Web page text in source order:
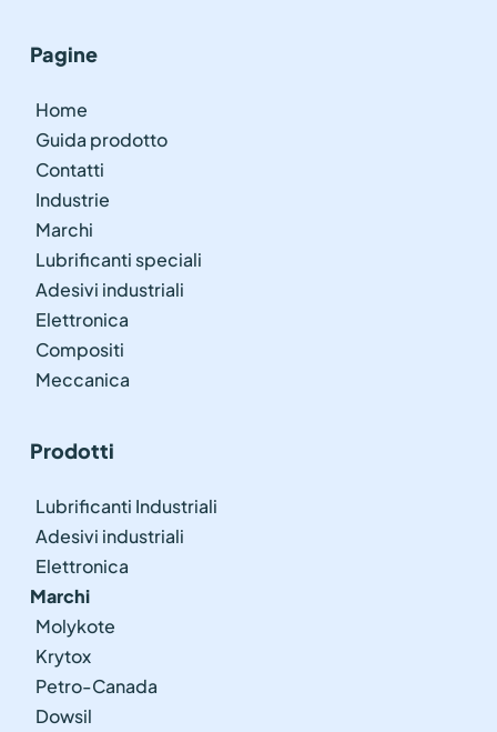
Pagine
Home
Guida prodotto
Contatti
Industrie
Marchi
Lubrificanti speciali
Adesivi industriali
Elettronica
Compositi
Meccanica
Prodotti
Lubrificanti Industriali
Adesivi industriali
Elettronica
Marchi
Molykote
Krytox
Petro-Canada
Dowsil